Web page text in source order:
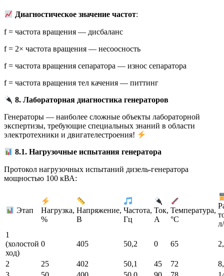
Диагностическое значение частот:
f = частота вращения — дисбаланс
f = 2× частота вращения — несоосность
f = частота вращения сепаратора — износ сепаратора
f = частота вращения тел качения — питтинг
8. Лабораторная диагностика генераторов
Генераторы — наиболее сложные объекты лабораторной
экспертизы, требующие специальных знаний в области
электротехники и двигателестроения!
8.1. Нагрузочные испытания генератора
Протокол нагрузочных испытаний дизель-генератора
мощностью 100 кВА:
Этап
Нагрузка,
%
Напряжение,
В
Частота,
Гц
Ток,
А
Температура,
°C
1
(холостой
ход)
0 405 50,2 0 65
2 25 402 50,1 45 72